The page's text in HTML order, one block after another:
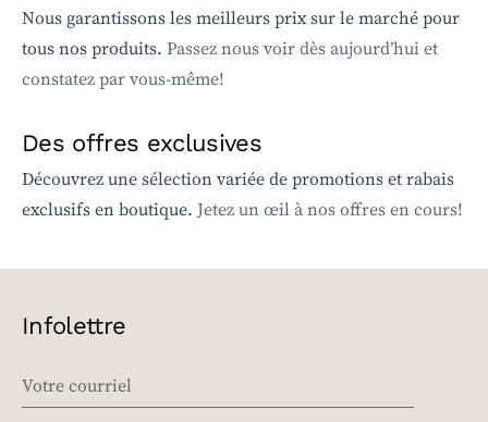
Nous garantissons les meilleurs prix sur le marché pour
tous nos produits. Passez nous voir dès aujourd’hui et
constatez par vous-même!
Des offres exclusives
Découvrez une sélection variée de promotions et rabais
exclusifs en boutique. Jetez un œil à nos offres en cours!
Infolettre